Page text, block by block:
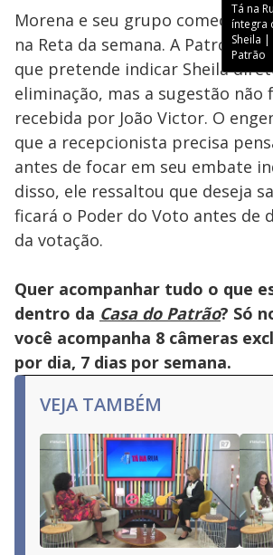
Tá na
íntegra
Sheila |
Patrão
Morena e seu grupo começaram
na Reta da semana. A Patroa
que pretende indicar Sheila
eliminação, mas a sugestão não
recebida por João Victor. O
que a recepcionista precisa
antes de focar em seu embate
disso, ele ressaltou que deseja
ficará o Poder do Voto antes de
da votação.
Quer acompanhar tudo o que
dentro da Casa do Patrão? Só
você acompanha 8 câmeras
por dia, 7 dias por semana.
VEJA TAMBÉM